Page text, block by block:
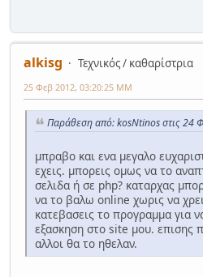
alkisg
Τεχνικός / καθαρίστρια
25 Φεβ 2012, 03:20:25 ΜΜ
Παράθεση από: kosNtinos στις
μπραβο και ενα μεγαλο
εχεις. μπορεις ομως να το
σελιδα ή σε php? καταρχας
να το βαλω online χωρις να
κατεβασεις το προγραμμα για
εξασκηση στο site μου. επισης
αλλοι θα το ηθελαν.